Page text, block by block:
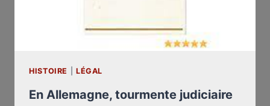
HISTOIRE LÉGAL
En Allemagne, tourmente judiciaire